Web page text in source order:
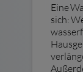
Eine
sich: